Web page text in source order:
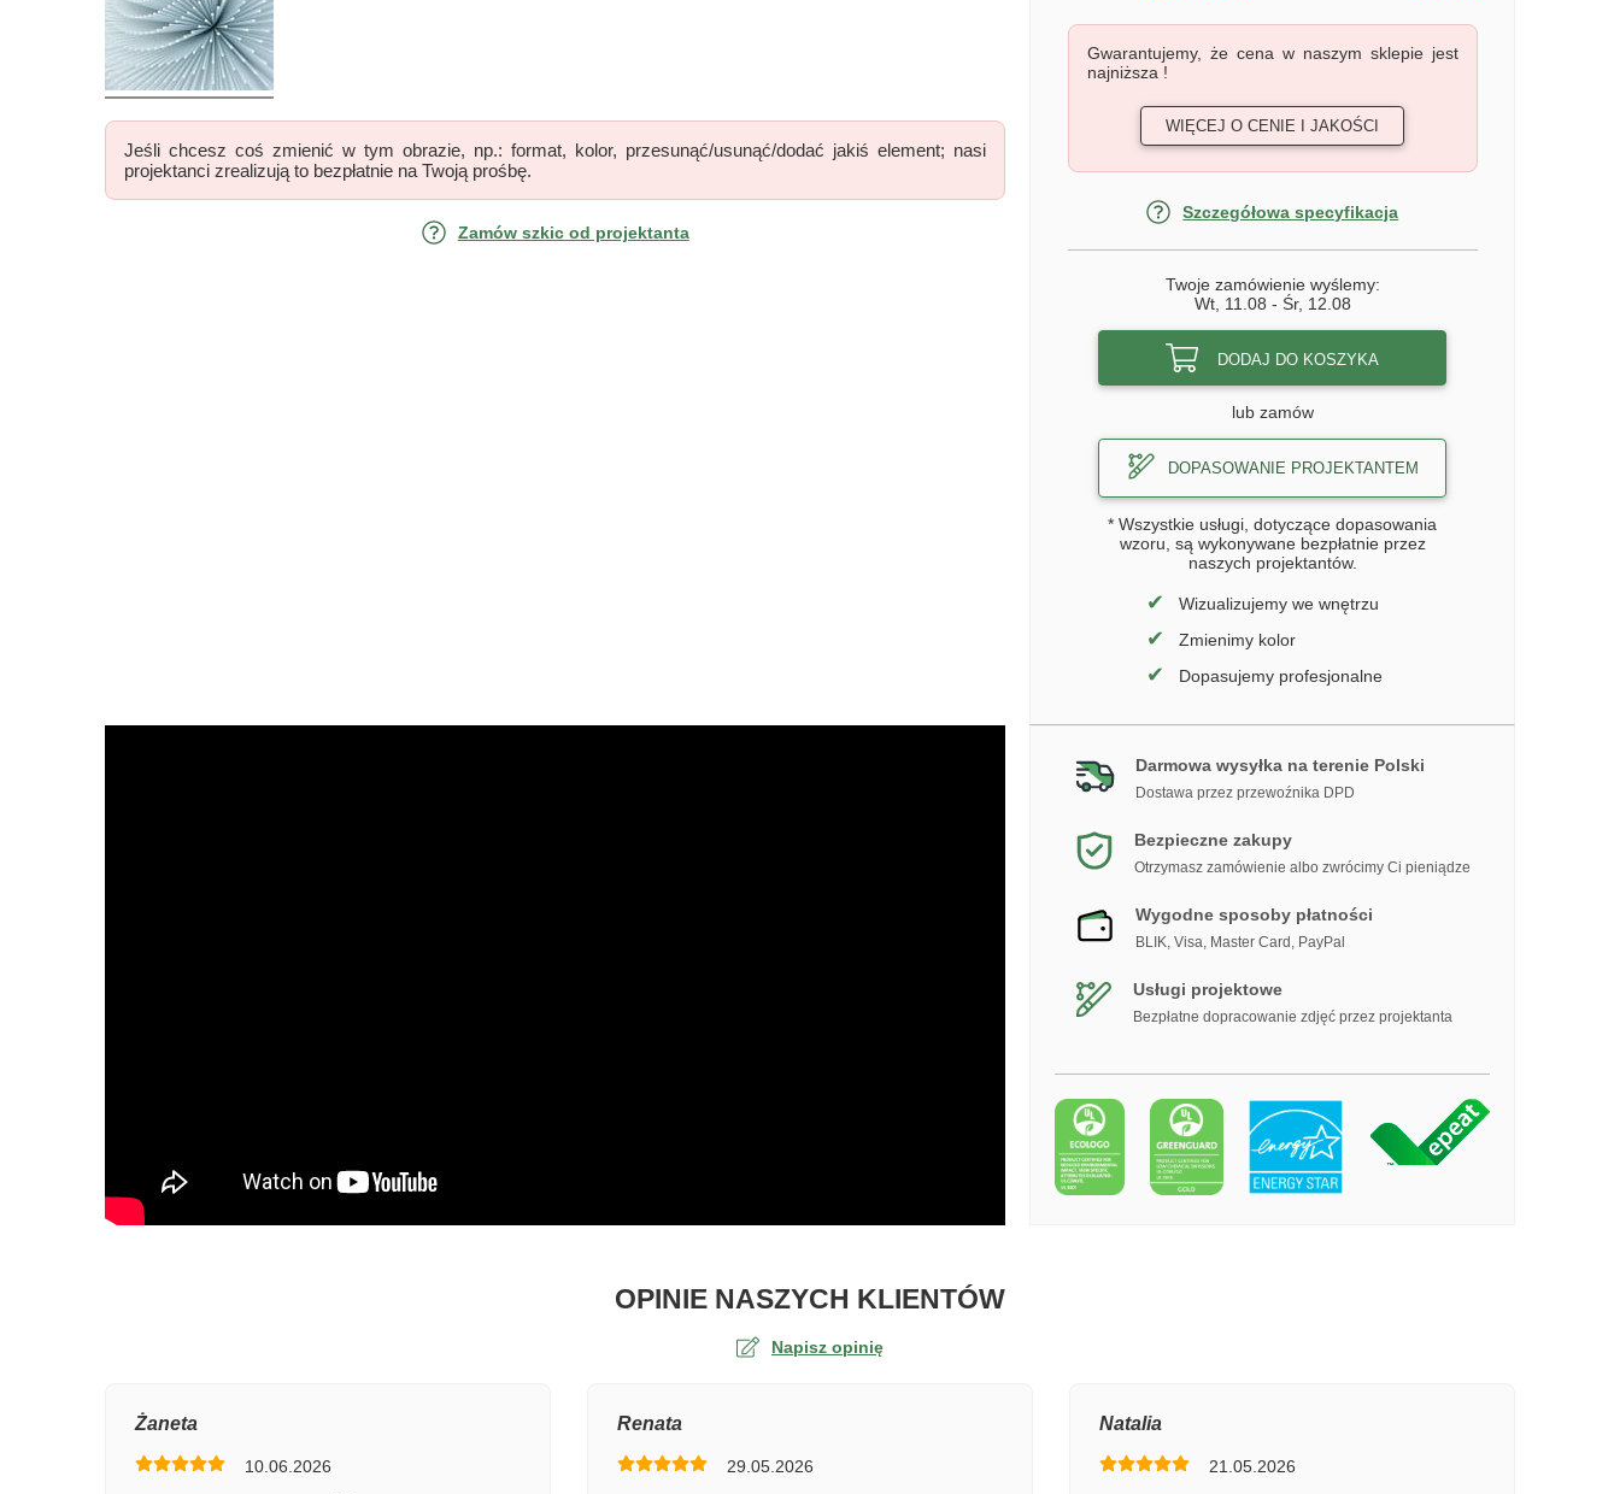
Jeśli chcesz coś zmienić w tym obrazie, np.: format, kolor, przesunąć/usunąć/dodać jakiś element; nasi
projektanci zrealizują to bezpłatnie na Twoją prośbę.
Zamów szkic od projektanta
Gwarantujemy, że cena w naszym sklepie jest
najniższa !
WIĘCEJ O CENIE I JAKOŚCI
Szczegółowa specyfikacja
Twoje zamówienie wyślemy:
Wt, 11.08 - Śr, 12.08
DODAJ DO KOSZYKA
lub zamów
DOPASOWANIE PROJEKTANTEM
* Wszystkie usługi, dotyczące dopasowania
wzoru, są wykonywane bezpłatnie przez
naszych projektantów.
✔ Wizualizujemy we wnętrzu
✔ Zmienimy kolor
✔ Dopasujemy profesjonalne
Darmowa wysyłka na terenie Polski
Dostawa przez przewoźnika DPD
Bezpieczne zakupy
Otrzymasz zamówienie albo zwrócimy Ci pieniądze
Wygodne sposoby płatności
BLIK, Visa, Master Card, PayPal
Usługi projektowe
Bezpłatne dopracowanie zdjęć przez projektanta
OPINIE NASZYCH KLIENTÓWO TAPECIE KWIAT 3D
Napisz opinię
Numer zamówienia
Żaneta
10.06.2026
Renata
29.05.2026
Natalia
21.05.2026